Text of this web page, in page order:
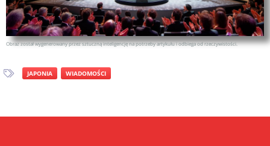
Obraz został wygenerowany przez sztuczną inteligencję na potrzeby artykułu i odbiega od rzeczywistości.
JAPONIA WIADOMOŚCI